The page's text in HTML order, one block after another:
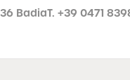
BadiaT. +39 0471